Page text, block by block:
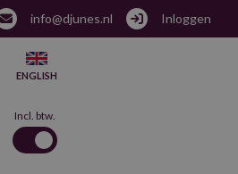
info@djunes.nl Inloggen
Incl. btw.
ENGLISH